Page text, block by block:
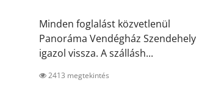
Minden foglalást közvetlenül
Panoráma Vendégház Szendehely
igazol vissza. A szállásh...
2413 megtekintés